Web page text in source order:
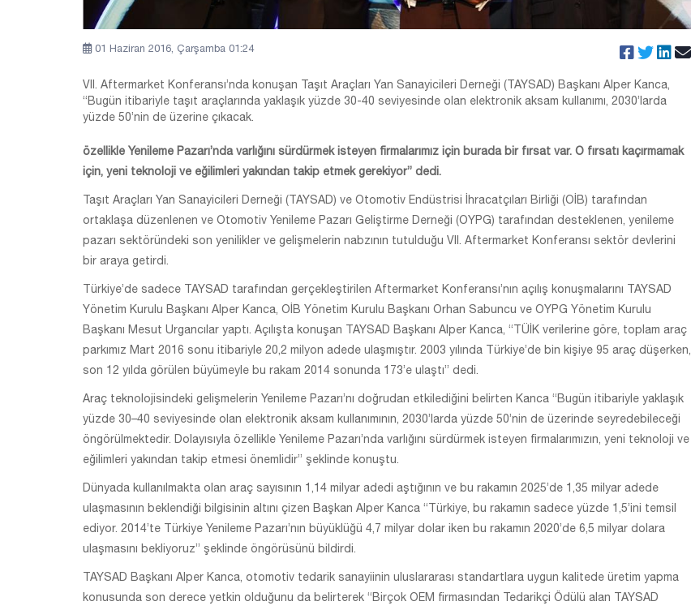
01 Haziran 2016, Çarşamba 01:24
VII. Aftermarket Konferansı’nda konuşan Taşıt Araçları Yan Sanayicileri Derneği (TAYSAD) Başkanı Alper Kanca,
“Bugün itibariyle taşıt araçlarında yaklaşık yüzde 30-40 seviyesinde olan elektronik aksam kullanımı, 2030’larda
yüzde 50’nin de üzerine çıkacak.
özellikle Yenileme Pazarı’nda varlığını sürdürmek isteyen firmalarımız için burada bir fırsat var. O fırsatı kaçırmamak
için, yeni teknoloji ve eğilimleri yakından takip etmek gerekiyor” dedi.
Taşıt Araçları Yan Sanayicileri Derneği (TAYSAD) ve Otomotiv Endüstrisi İhracatçıları Birliği (OİB) tarafından
ortaklaşa düzenlenen ve Otomotiv Yenileme Pazarı Geliştirme Derneği (OYPG) tarafından desteklenen, yenileme
pazarı sektöründeki son yenilikler ve gelişmelerin nabzının tutulduğu VII. Aftermarket Konferansı sektör devlerini
bir araya getirdi.
Türkiye’de sadece TAYSAD tarafından gerçekleştirilen Aftermarket Konferansı’nın açılış konuşmalarını TAYSAD
Yönetim Kurulu Başkanı Alper Kanca, OİB Yönetim Kurulu Başkanı Orhan Sabuncu ve OYPG Yönetim Kurulu
Başkanı Mesut Urgancılar yaptı. Açılışta konuşan TAYSAD Başkanı Alper Kanca, “TÜİK verilerine göre, toplam araç
parkımız Mart 2016 sonu itibariyle 20,2 milyon adede ulaşmıştır. 2003 yılında Türkiye’de bin kişiye 95 araç düşerken,
son 12 yılda görülen büyümeyle bu rakam 2014 sonunda 173’e ulaştı” dedi.
Araç teknolojisindeki gelişmelerin Yenileme Pazarı’nı doğrudan etkilediğini belirten Kanca “Bugün itibariyle yaklaşık
yüzde 30–40 seviyesinde olan elektronik aksam kullanımının, 2030’larda yüzde 50’nin de üzerinde seyredebileceği
öngörülmektedir. Dolayısıyla özellikle Yenileme Pazarı’nda varlığını sürdürmek isteyen firmalarımızın, yeni teknoloji ve
eğilimleri yakından takip etmesi önemlidir” şeklinde konuştu.
Dünyada kullanılmakta olan araç sayısının 1,14 milyar adedi aştığının ve bu rakamın 2025’de 1,35 milyar adede
ulaşmasının beklendiği bilgisinin altını çizen Başkan Alper Kanca “Türkiye, bu rakamın sadece yüzde 1,5’ini temsil
ediyor. 2014’te Türkiye Yenileme Pazarı’nın büyüklüğü 4,7 milyar dolar iken bu rakamın 2020’de 6,5 milyar dolara
ulaşmasını bekliyoruz” şeklinde öngörüsünü bildirdi.
TAYSAD Başkanı Alper Kanca, otomotiv tedarik sanayiinin uluslararası standartlara uygun kalitede üretim yapma
konusunda son derece yetkin olduğunu da belirterek “Birçok OEM firmasından Tedarikçi Ödülü alan TAYSAD